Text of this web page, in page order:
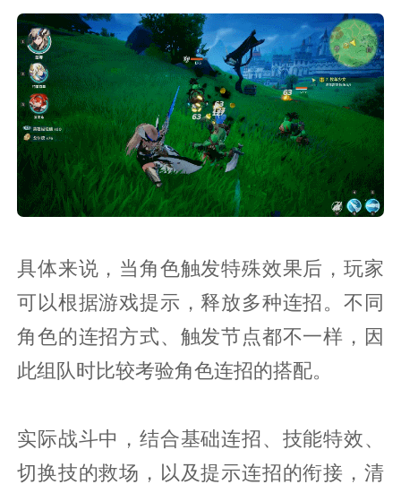
具体来说，当角色触发特殊效果后，玩家
可以根据游戏提示，释放多种连招。不同
角色的连招方式、触发节点都不一样，因
此组队时比较考验角色连招的搭配。
实际战斗中，结合基础连招、技能特效、
切换技的救场，以及提示连招的衔接，清